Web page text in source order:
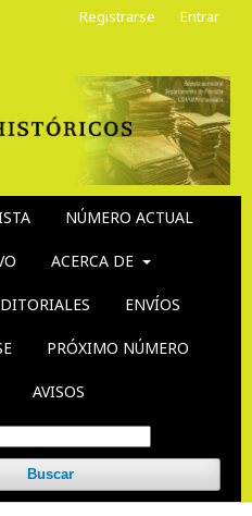
NÚMERO ACTUAL
ACERCA DE
ENVÍOS
PRÓXIMO NÚMERO
AVISOS
Buscar
Registrarse Entrar